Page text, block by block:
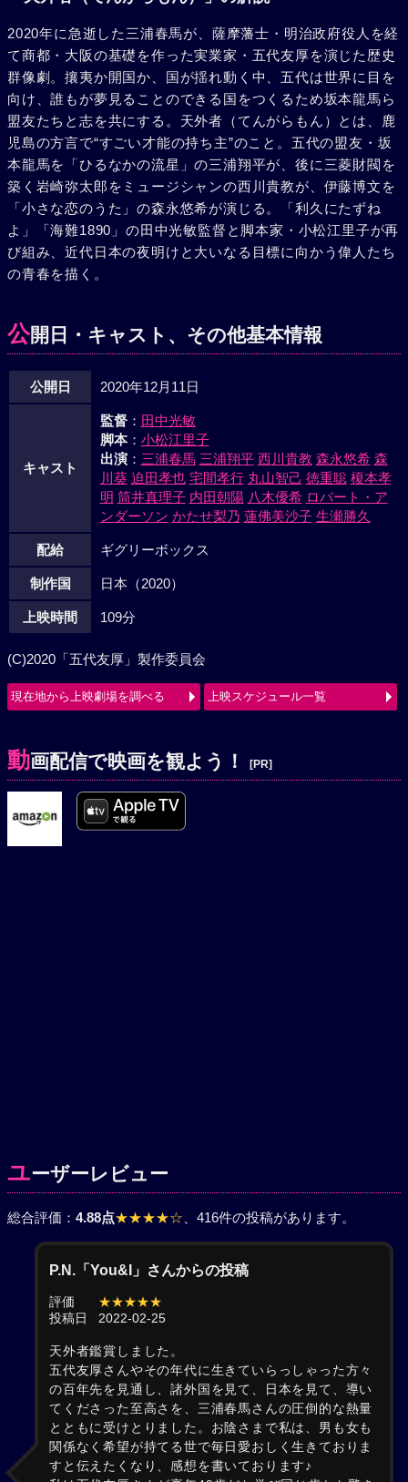
2020年に急逝した三浦春馬が、薩摩藩士・明治政府役人を経
て商都・大阪の基礎を作った実業家・五代友厚を演じた歴史
群像劇。攘夷か開国か、国が揺れ動く中、五代は世界に目を
向け、誰もが夢見ることのできる国をつくるため坂本龍馬ら
盟友たちと志を共にする。天外者（てんがらもん）とは、鹿
児島の方言で“すごい才能の持ち主”のこと。五代の盟友・坂
本龍馬を「ひるなかの流星」の三浦翔平が、後に三菱財閥を
築く岩崎弥太郎をミュージシャンの西川貴教が、伊藤博文を
「小さな恋のうた」の森永悠希が演じる。「利久にたずね
よ」「海難1890」の田中光敏監督と脚本家・小松江里子が再
び組み、近代日本の夜明けと大いなる目標に向かう偉人たち
の青春を描く。
公開日・キャスト、その他基本情報
公開日 2020年12月11日
キャスト
監督： 田中光敏
脚本： 小松江里子
出演： 三浦春馬 三浦翔平 西川貴教 森永悠希 森
川葵 迫田孝也 宅間孝行 丸山智己 徳重聡 榎本孝
明 筒井真理子 内田朝陽 八木優希 ロバート・ア
ンダーソン かたせ梨乃 蓮佛美沙子 生瀬勝久
配給 ギグリーボックス
制作国 日本（2020）
上映時間 109分
(C)2020「五代友厚」製作委員会
現在地から上映劇場を調べる 上映スケジュール一覧
動画配信で映画を観よう！ [PR]
ユーザーレビュー
総合評価： 4.88点★★★★☆ 、416件の投稿があります。
P.N.「You&I」さんからの投稿
評価
★★★★★
投稿日
2022-02-25
天外者鑑賞しました。
五代友厚さんやその年代に生きていらっしゃった方々
の百年先を見通し、諸外国を見て、日本を見て、導い
てくださった至高さを、三浦春馬さんの圧倒的な熱量
とともに受けとりました。お陰さまで私は、男も女も
関係なく希望が持てる世で毎日愛おしく生きておりま
すと伝えたくなり、感想を書いております♪